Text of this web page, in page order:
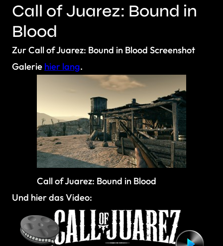
Call of Juarez: Bound in
Blood
Zur Call of Juarez: Bound in Blood Screenshot
Galerie hier lang.
Call of Juarez: Bound in Blood
Und hier das Video: